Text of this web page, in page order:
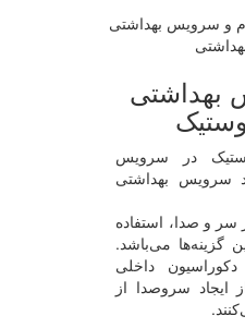
در سرویس
سرویس بهداشتی
سر و صدا، استفاده
گزینه‌ها می‌باشد.
داخلی
سروصدا از